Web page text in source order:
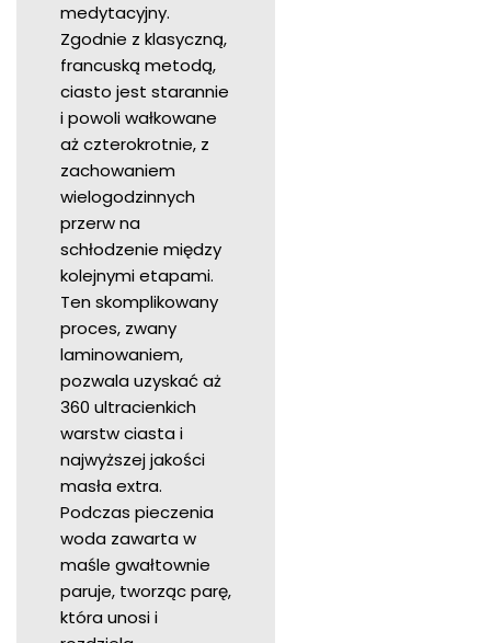
medytacyjny.
Zgodnie z klasyczną,
francuską metodą,
ciasto jest starannie
i powoli wałkowane
aż czterokrotnie, z
zachowaniem
wielogodzinnych
przerw na
schłodzenie między
kolejnymi etapami.
Ten skomplikowany
proces, zwany
laminowaniem,
pozwala uzyskać aż
360 ultracienkich
warstw ciasta i
najwyższej jakości
masła extra.
Podczas pieczenia
woda zawarta w
maśle gwałtownie
paruje, tworząc parę,
która unosi i